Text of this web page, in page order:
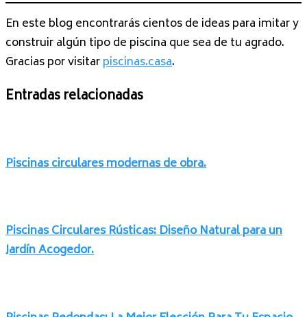
En este blog encontrarás cientos de ideas para imitar y
construir algún tipo de piscina que sea de tu agrado.
Gracias por visitarpiscinas.casa.
Entradas relacionadas
Piscinas circulares modernas de obra.
Piscinas Circulares Rústicas: Diseño Natural para un
Jardín Acogedor.